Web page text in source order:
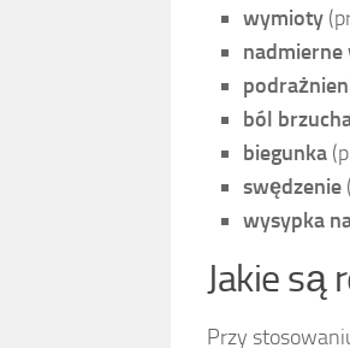
wymioty
nadmierne
ból
biegunka
swędzenie
wysypka
Jakie są
Przy